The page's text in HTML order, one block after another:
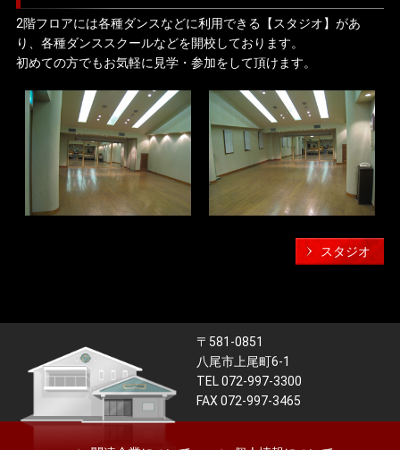
2階フロアには各種ダンスなどに利用できる【スタジオ】があ
り、各種ダンススクールなどを開校しております。
初めての方でもお気軽に見学・参加をして頂けます。
スタジオ
〒581-0851
八尾市上尾町6-1
TEL 072-997-3300
FAX 072-997-3465